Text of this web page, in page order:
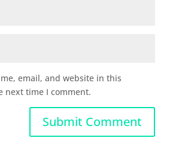
email, and website in this
next time I comment.